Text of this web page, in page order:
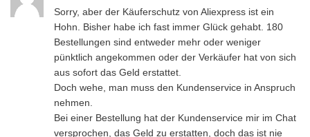
Sorry, aber der Käuferschutz von Aliexpress ist ein
Hohn. Bisher habe ich fast immer Glück gehabt. 180
Bestellungen sind entweder mehr oder weniger
pünktlich angekommen oder der Verkäufer hat von sich
aus sofort das Geld erstattet.
Doch wehe, man muss den Kundenservice in Anspruch
nehmen.
Bei einer Bestellung hat der Kundenservice mir im Chat
versprochen, das Geld zu erstatten, doch das ist nie